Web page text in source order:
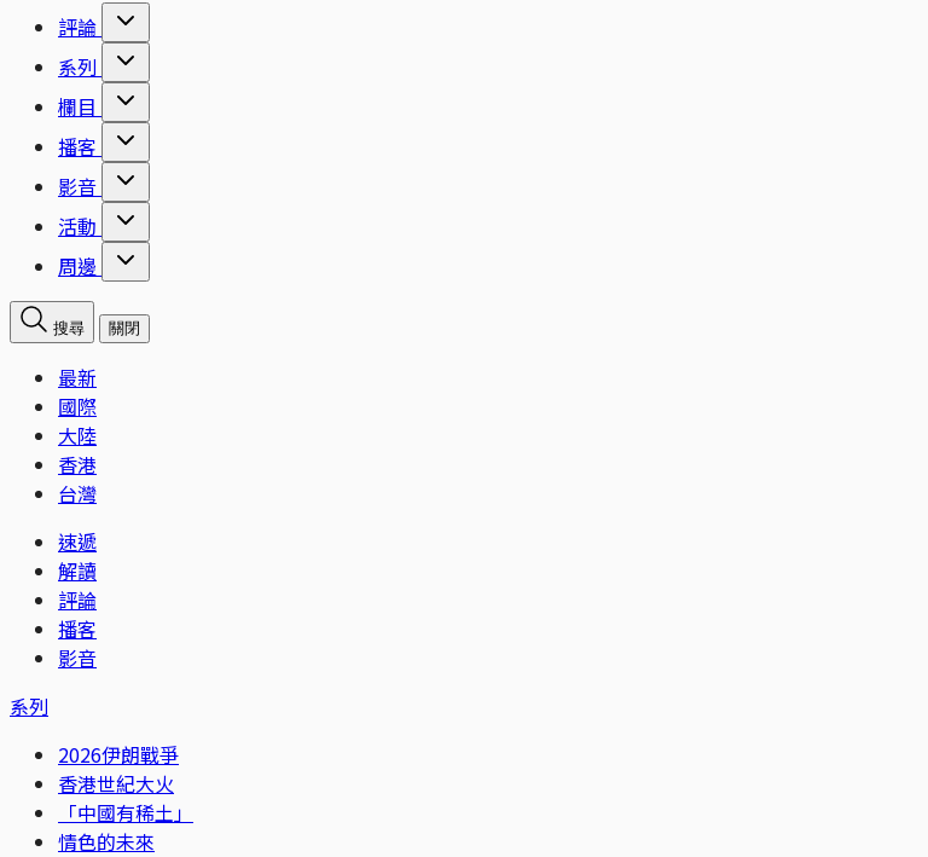
評論
系列
欄目
播客
影音
活動
周邊
搜尋 關閉
最新
國際
大陸
香港
台灣
速遞
解讀
評論
播客
影音
系列
2026伊朗戰爭
香港世紀大火
「中國有稀土」
情色的未來